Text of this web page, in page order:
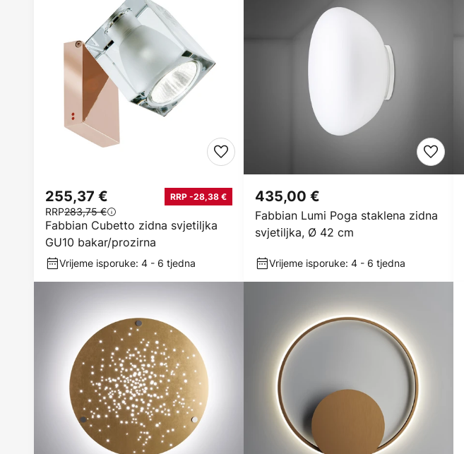
Fabbian Cubetto zidna svjetiljka
GU10 bakar/prozirna
255,37 € RRP -28,38 €
RRP283,75 €
Vrijeme isporuke: 4 - 6 tjedna
Fabbian Lumi Poga staklena zidna
svjetiljka, Ø 42 cm
435,00 €
Vrijeme isporuke: 4 - 6 tjedna